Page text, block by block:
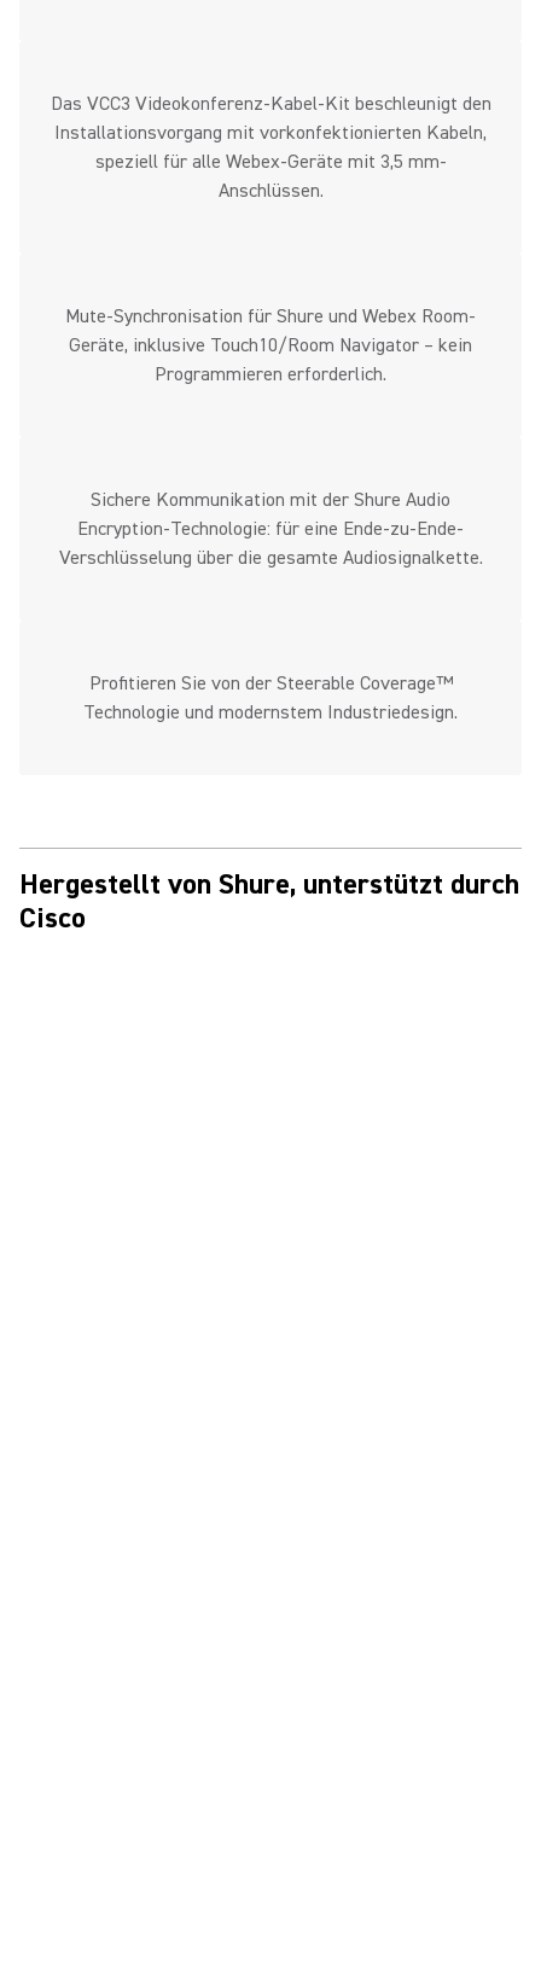
Das VCC3 Videokonferenz-Kabel-Kit beschleunigt den
Installationsvorgang mit vorkonfektionierten Kabeln,
speziell für alle Webex-Geräte mit 3,5 mm-
Anschlüssen.
Mute-Synchronisation für Shure und Webex Room-
Geräte, inklusive Touch10/Room Navigator – kein
Programmieren erforderlich.
Sichere Kommunikation mit der Shure Audio
Encryption-Technologie: für eine Ende-zu-Ende-
Verschlüsselung über die gesamte Audiosignalkette.
Profitieren Sie von der Steerable Coverage™
Technologie und modernstem Industriedesign.
Hergestellt von Shure, unterstützt durch
Cisco